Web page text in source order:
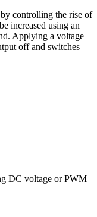
controlling the rise of
increased using an
Applying a voltage
off and switches
DC voltage or PWM